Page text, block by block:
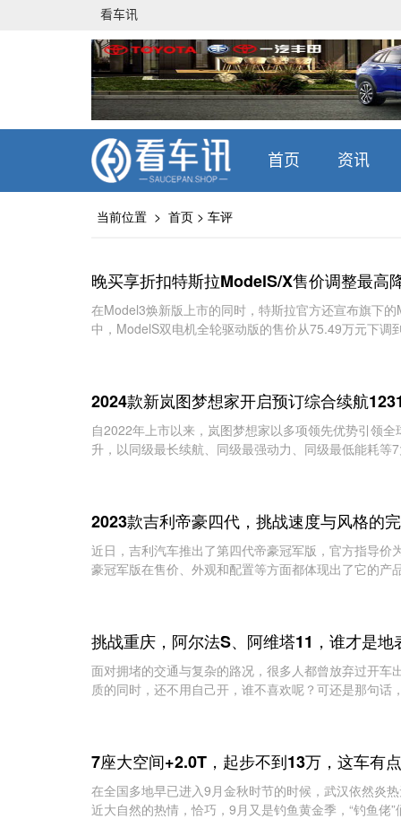
看车讯
首页 资讯
当前位置 > 首页 > 车评
晚买享折扣特斯拉ModelS/X售价调整最高
在Model3焕新版上市的同时，特斯拉官方还宣布旗下
中，ModelS双电机全轮驱动版的售价从75.49万元下调
2024款新岚图梦想家开启预订综合续航
自2022年上市以来，岚图梦想家以多项领先优势引领
升，以同级最长续航、同级最强动力、同级最低能耗等
2023款吉利帝豪四代，挑战速度与风格的
近日，吉利汽车推出了第四代帝豪冠军版，官方指导
豪冠军版在售价、外观和配置等方面都体现出了它的产
挑战重庆，阿尔法S、阿维塔11，谁才是地
面对拥堵的交通与复杂的路况，很多人都曾放弃过开
质的同时，还不用自己开，谁不喜欢呢？可还是那句
7座大空间+2.0T，起步不到13万，这车有
在全国多地早已进入9月金秋时节的时候，武汉依然炎
近大自然的热情，恰巧，9月又是钓鱼黄金季，“钓鱼佬